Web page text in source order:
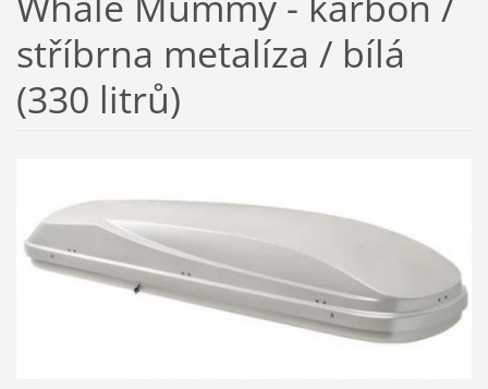
stříbrna metalíza / bílá
(330 litrů)